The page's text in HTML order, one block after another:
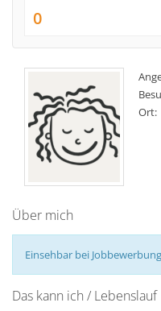
0
Ort:
Über mich
Einsehbar bei
Das kann ich / Lebenslauf